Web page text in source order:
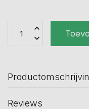
Reviews